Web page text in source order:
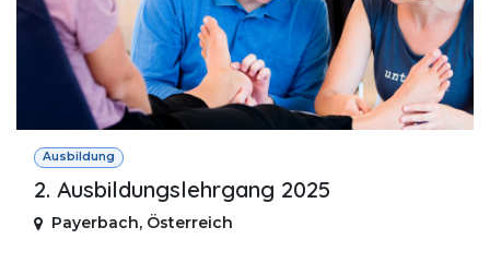
Ausbildung
2. Ausbildungslehrgang 2025
Payerbach, Österreich